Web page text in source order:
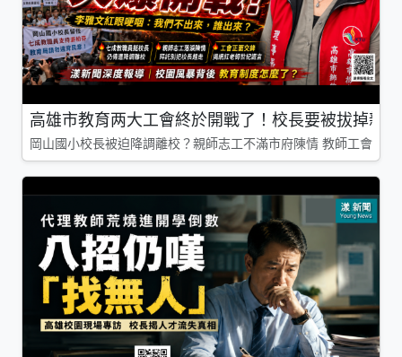
高雄市教育两大工會終於開戰了！校長要被拔掉親
岡山國小校長被迫降調離校？親師志工不滿市府陳情 教師工會槓